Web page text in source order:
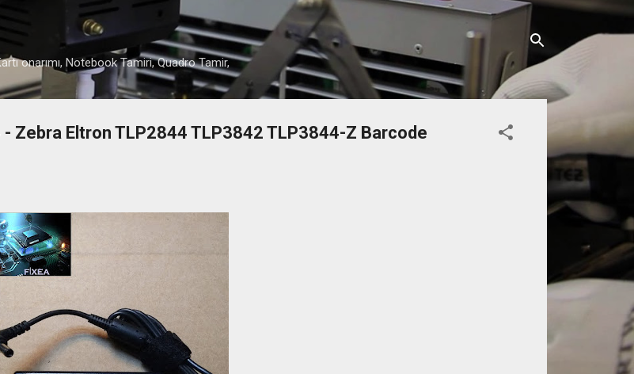
Ana içeriğe atla
onarımı, Notebook Tamiri, Quadro Tamir,
- Zebra Eltron TLP2844 TLP3842 TLP3844-Z Barcode